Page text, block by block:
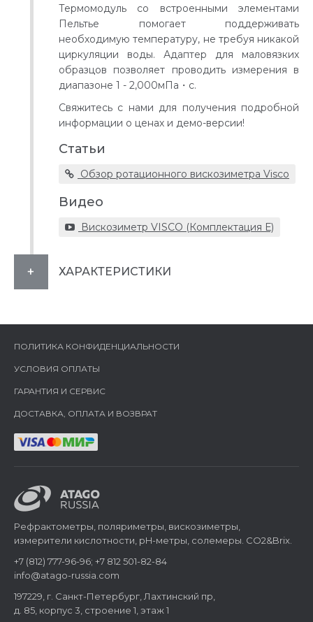
Термомодуль со встроенными элементами
Пельтье помогает поддерживать
необходимую температуру, не требуя никакой
циркуляции воды. Адаптер для маловязких
образцов позволяет проводить измерения в
диапазоне 1 - 2,000мПа・с.
Свяжитесь с нами для получения подробной
информации о ценах и демо-версии!
Статьи
Обзор ротационного вискозиметра Visco
Видео
Вискозиметр VISCO (Комплектация Е)
ХАРАКТЕРИСТИКИ
ПОЛИТИКА КОНФИДЕНЦИАЛЬНОСТИ
УСЛОВИЯ ОПЛАТЫ
ГАРАНТИЯ И СЕРВИС
ДОСТАВКА, ОПЛАТА И ВОЗВРАТ
Рефрактометры, поляриметры, вискозиметры,
измерители кислотности, pH-метры, солемеры. CO2&Brix.
+7 (812) 777-96-96; +7 812 501-82-84
info@atago-russia.com
197229, г. Санкт-Петербург, Лахтинский пр,
д. 85, корпус 3, строение 1, этаж 1